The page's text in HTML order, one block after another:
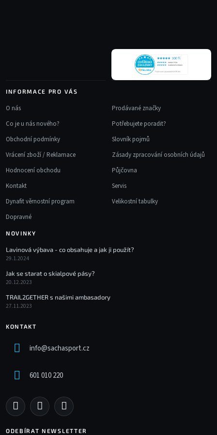
v
y
p
s
u
INFORMACE PRO VÁS
O nás
Co je u nás nového?
Obchodní podmínky
Vrácení zboží / Reklamace
Hodnocení obchodu
Kontakt
Dynafit věrnostní program
Dopravné
Prodávané značky
Potřebujete poradit?
Slovník pojmů
Zásady zpracování osobních údajů
Půjčovna
Servis
Velikostní tabulky
NOVINKY
Lavinová výbava - co obsahuje a jak ji použít?
29.1.2024
Jak se starat o skialpové pásy?
20.12.2023
TRAIL2GETHER s našimi ambasadory
27.11.2023
KONTAKT
info@sachasport.cz
601 010 220
ODEBÍRAT NEWSLETTER